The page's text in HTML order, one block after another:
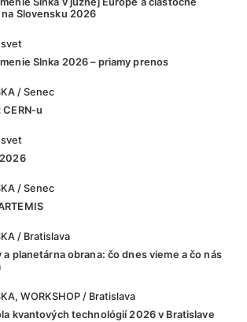
Slovensku 2026
Slnka 2026 – priamy prenos
/ Senec
CERN-u
/ Senec
/ Bratislava
planetárna obrana: čo dnes vieme a čo nás
WORKSHOP / Bratislava
kvantových technológií 2026 v Bratislave